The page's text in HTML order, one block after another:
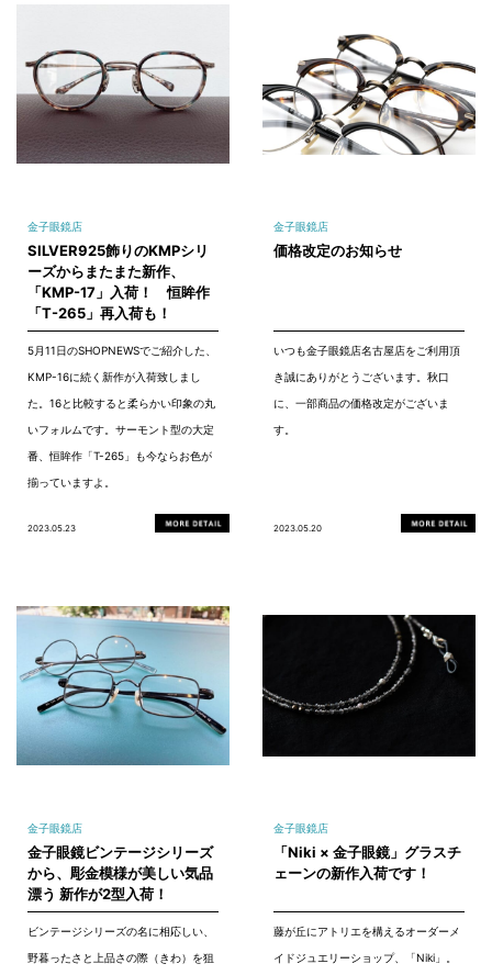
金子眼鏡店
SILVER925飾りのKMPシリ
ーズからまたまた新作、
「KMP-17」入荷！ 恒眸作
「T-265」再入荷も！
5月11日のSHOPNEWSでご紹介した、
KMP-16に続く新作が入荷致しまし
た。16と比較すると柔らかい印象の丸
いフォルムです。サーモント型の大定
番、恒眸作「T-265」も今ならお色が
揃っていますよ。
2023.05.23
金子眼鏡店
価格改定のお知らせ
いつも金子眼鏡店名古屋店をご利用頂
き誠にありがとうございます。秋口
に、一部商品の価格改定がございま
す。
2023.05.20
金子眼鏡店
金子眼鏡ビンテージシリーズ
から、彫金模様が美しい気品
漂う 新作が2型入荷！
ビンテージシリーズの名に相応しい、
野暮ったさと上品さの際（きわ）を狙
金子眼鏡店
「Niki × 金子眼鏡」グラスチ
ェーンの新作入荷です！
藤が丘にアトリエを構えるオーダーメ
イドジュエリーショップ、「Niki」。